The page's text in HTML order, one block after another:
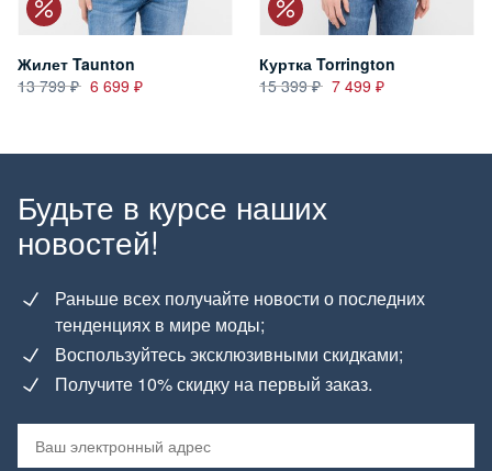
Жилет Taunton
13 799
6 699
Куртка Torrington
15 399
7 499
Будьте в курсе наших
новостей!
Раньше всех получайте новости о последних
тенденциях в мире моды;
Воспользуйтесь эксклюзивными скидками;
Получите 10% скидку на первый заказ.